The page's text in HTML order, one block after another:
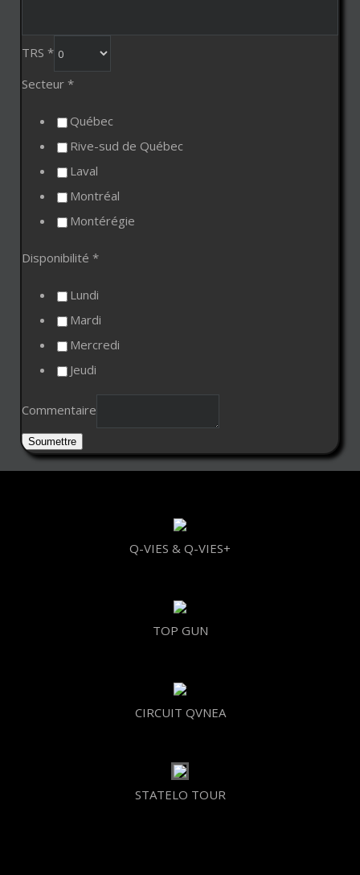
TRS *
Secteur *
Québec
Rive-sud de Québec
Laval
Montréal
Montérégie
Disponibilité *
Lundi
Mardi
Mercredi
Jeudi
Commentaire
Soumettre
Q-VIES & Q-VIES+
TOP GUN
CIRCUIT QVNEA
STATELO TOUR